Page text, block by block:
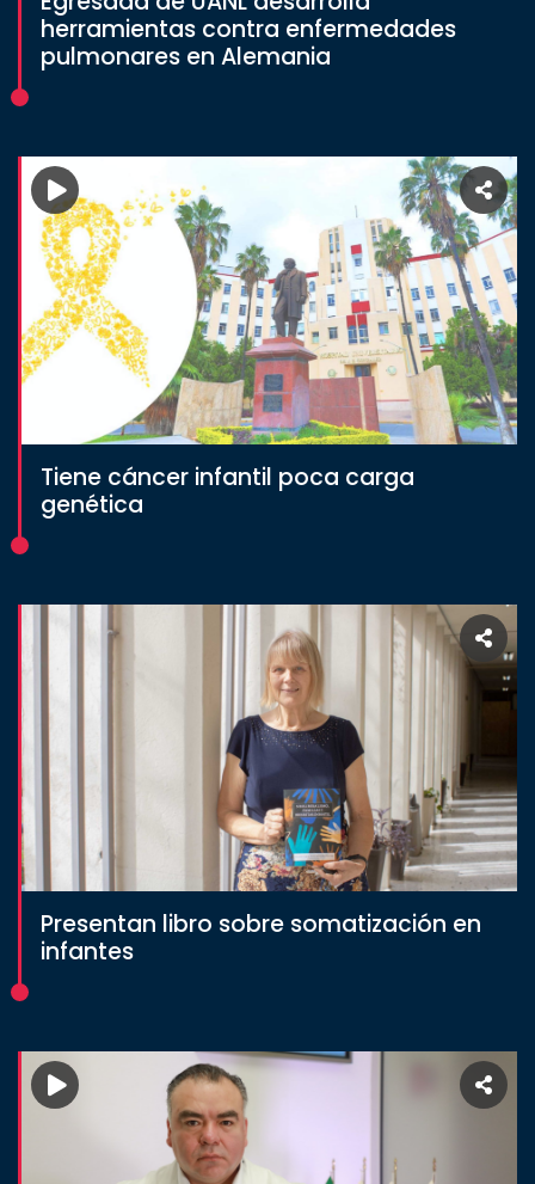
herramientas contra enfermedades
pulmonares en Alemania
Tiene cáncer infantil poca carga
genética
Presentan libro sobre somatización en
infantes